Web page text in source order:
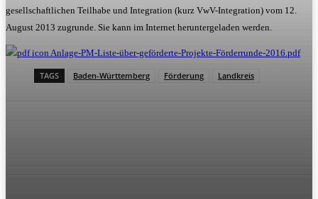
gesellschaftlichen Teilhabe und Integration (kurz VwV-Integration) vom 12.
August 2013 zugrunde. Sie kann im Internet heruntergeladen werden.
Anlage-PM-Liste-über-geförderte-Projekte-Förderrunde-2016.pdf
TAGS Baden-Württemberg Förderung Landkreis